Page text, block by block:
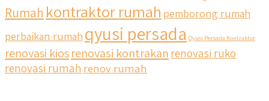
Rumah kontraktor rumah pemborong rumah
perbaikan rumah qyusi persada Qyusi Persada Kontraktor
renovasi kiosrenovasi kontrakanrenovasi ruko
renovasi rumah renov rumah